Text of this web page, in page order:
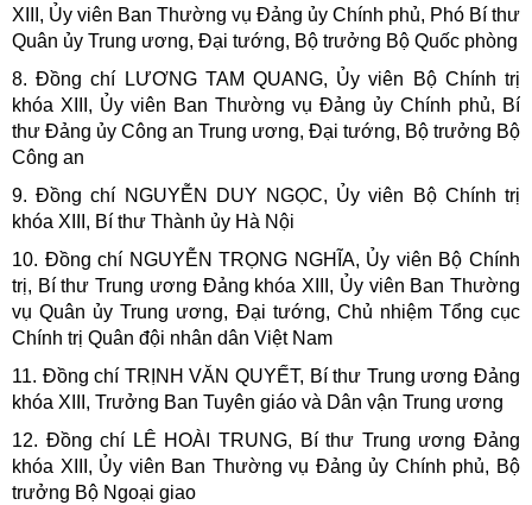
XIII, Ủy viên Ban Thường vụ Đảng ủy Chính phủ, Phó Bí thư
Quân ủy Trung ương, Đại tướng, Bộ trưởng Bộ Quốc phòng
8. Đồng chí LƯƠNG TAM QUANG, Ủy viên Bộ Chính trị
khóa XIII, Ủy viên Ban Thường vụ Đảng ủy Chính phủ, Bí
thư Đảng ủy Công an Trung ương, Đại tướng, Bộ trưởng Bộ
Công an
9. Đồng chí NGUYỄN DUY NGỌC, Ủy viên Bộ Chính trị
khóa XIII, Bí thư Thành ủy Hà Nội
10. Đồng chí NGUYỄN TRỌNG NGHĨA, Ủy viên Bộ Chính
trị, Bí thư Trung ương Đảng khóa XIII, Ủy viên Ban Thường
vụ Quân ủy Trung ương, Đại tướng, Chủ nhiệm Tổng cục
Chính trị Quân đội nhân dân Việt Nam
11. Đồng chí TRỊNH VĂN QUYẾT, Bí thư Trung ương Đảng
khóa XIII, Trưởng Ban Tuyên giáo và Dân vận Trung ương
12. Đồng chí LÊ HOÀI TRUNG, Bí thư Trung ương Đảng
khóa XIII, Ủy viên Ban Thường vụ Đảng ủy Chính phủ, Bộ
trưởng Bộ Ngoại giao